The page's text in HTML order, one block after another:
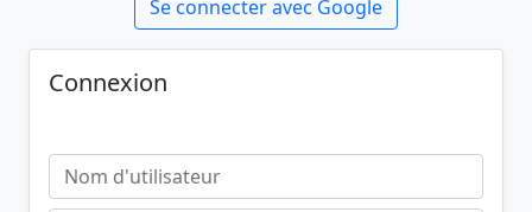
Se connecter avec Google
Connexion